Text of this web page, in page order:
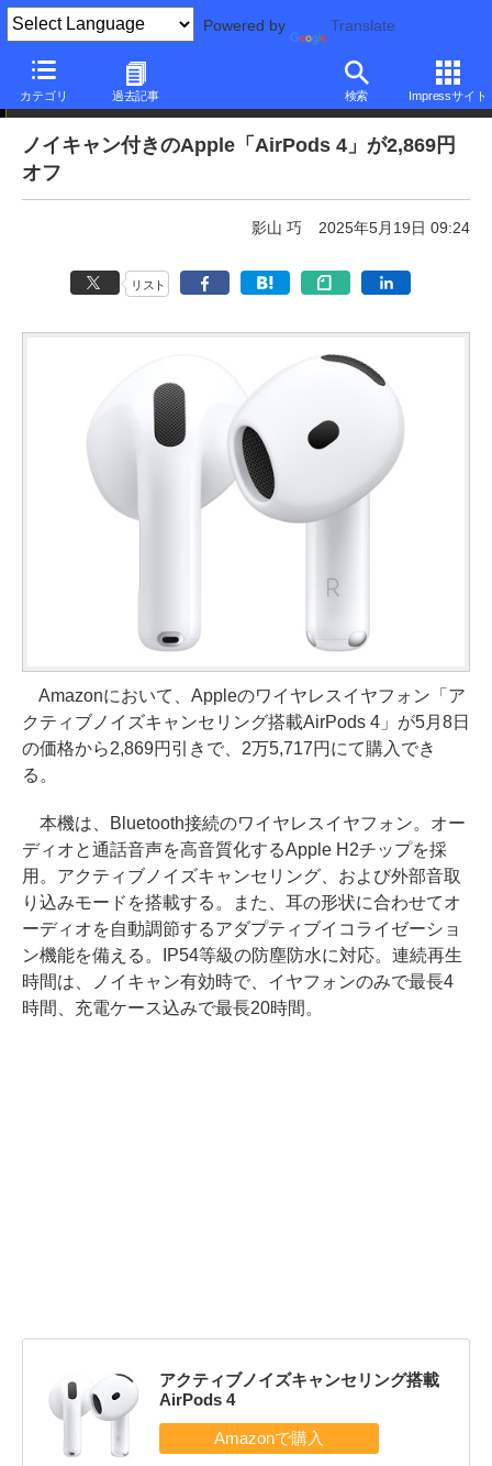
Powered by Translate
カテゴリ 過去記事 検索 Impressサイト
本日みつけたお買い得品
ノイキャン付きのApple「AirPods 4」が2,869円
オフ
影山 巧 2025年5月19日 09:24
リスト
Amazonにおいて、Appleのワイヤレスイヤフォン「ア
クティブノイズキャンセリング搭載AirPods 4」が5月8日
の価格から2,869円引きで、2万5,717円にて購入でき
る。
本機は、Bluetooth接続のワイヤレスイヤフォン。オー
ディオと通話音声を高音質化するApple H2チップを採
用。アクティブノイズキャンセリング、および外部音取
り込みモードを搭載する。また、耳の形状に合わせてオ
ーディオを自動調節するアダプティブイコライゼーショ
ン機能を備える。IP54等級の防塵防水に対応。連続再生
時間は、ノイキャン有効時で、イヤフォンのみで最長4
時間、充電ケース込みで最長20時間。
アクティブノイズキャンセリング搭載
AirPods 4